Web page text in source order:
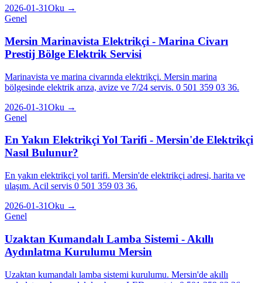
2026-01-31Oku →
Genel
Mersin Marinavista Elektrikçi - Marina Civarı
Prestij Bölge Elektrik Servisi
Marinavista ve marina civarında elektrikçi. Mersin marina
bölgesinde elektrik arıza, avize ve 7/24 servis. 0 501 359 03 36.
2026-01-31Oku →
Genel
En Yakın Elektrikçi Yol Tarifi - Mersin'de Elektrikçi
Nasıl Bulunur?
En yakın elektrikçi yol tarifi. Mersin'de elektrikçi adresi, harita ve
ulaşım. Acil servis 0 501 359 03 36.
2026-01-31Oku →
Genel
Uzaktan Kumandalı Lamba Sistemi - Akıllı
Aydınlatma Kurulumu Mersin
Uzaktan kumandalı lamba sistemi kurulumu. Mersin'de akıllı